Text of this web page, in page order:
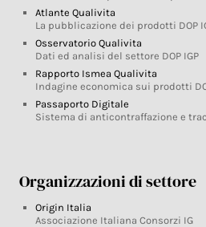
Atlante Qualivita
La pubblicazione dei prodotti DOP
Osservatorio Qualivita
Dati ed analisi del settore DOP IGP
Rapporto Ismea Qualivita
Indagine economica sui prodotti
Passaporto Digitale
Sistema di anticontraffazione e
Organizzazioni di settore
Origin Italia
Associazione Italiana Consorzi IG